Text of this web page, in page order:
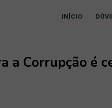
INÍCIO
a Corrupção é